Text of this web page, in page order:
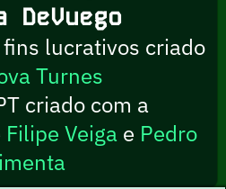
lucrativos criado
Turnes
criado com a
Filipe Veiga e Pedro